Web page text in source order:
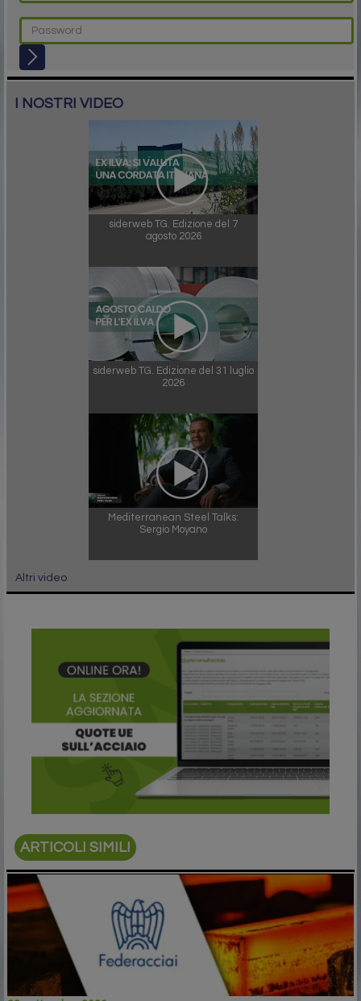
I NOSTRI VIDEO
siderweb TG. Edizione del 7
agosto 2026
siderweb TG. Edizione del 31 luglio
2026
Mediterranean Steel Talks:
Sergio Moyano
Altri video
ARTICOLI SIMILI